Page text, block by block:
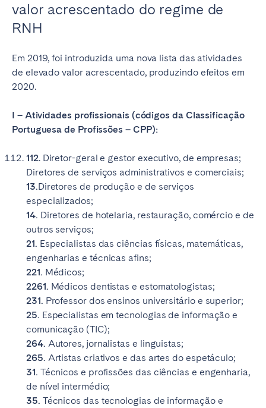
valor acrescentado do regime de
RNH
Em 2019, foi introduzida uma nova lista das atividades
de elevado valor acrescentado, produzindo efeitos em
2020.
I – Atividades profissionais (códigos da Classificação
Portuguesa de Profissões – CPP):
112. Diretor-geral e gestor executivo, de empresas;
Diretores de serviços administrativos e comerciais;
13.Diretores de produção e de serviços
especializados;
14. Diretores de hotelaria, restauração, comércio e de
outros serviços;
21. Especialistas das ciências físicas, matemáticas,
engenharias e técnicas afins;
221. Médicos;
2261. Médicos dentistas e estomatologistas;
231. Professor dos ensinos universitário e superior;
25. Especialistas em tecnologias de informação e
comunicação (TIC);
264. Autores, jornalistas e linguistas;
265. Artistas criativos e das artes do espetáculo;
31. Técnicos e profissões das ciências e engenharia,
de nível intermédio;
35. Técnicos das tecnologias de informação e